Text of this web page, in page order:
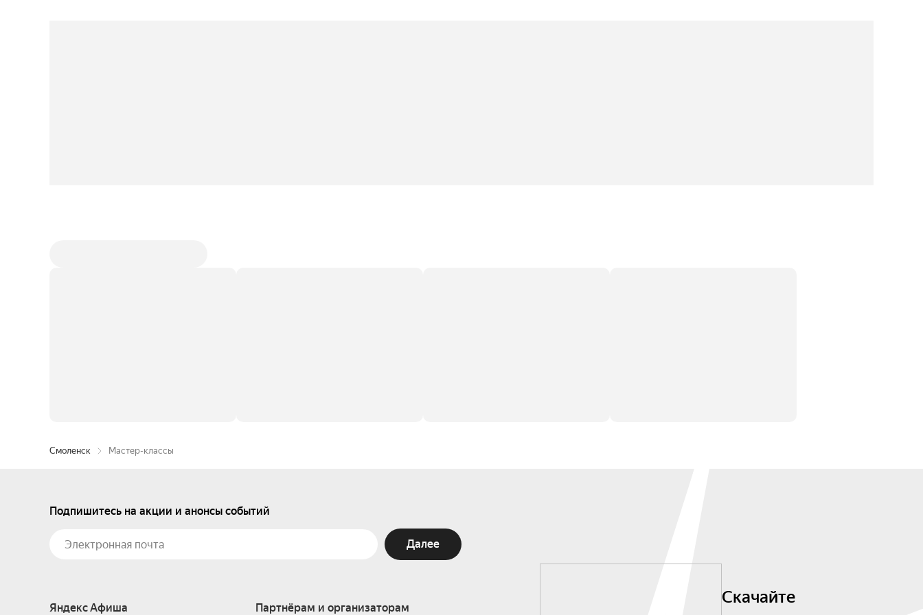
Смоленск Мастер-классы
Подпишитесь на акции и анонсы событий
Далее
Яндекс Афиша Партнёрам и организаторам
Скачайте